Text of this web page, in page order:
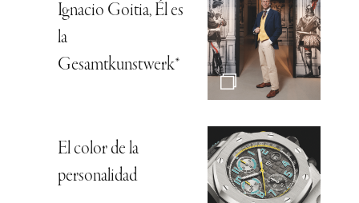
Ignacio Goitia, Él es
la
Gesamtkunstwerk*
El color de la
personalidad